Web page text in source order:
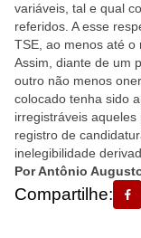
variáveis, tal e qual
referidos. A esse
TSE, ao menos até o
Assim, diante de um
outro não menos
colocado tenha sido
irregistráveis
registro de
inelegibilidade
Por Antônio
Compartilhe: